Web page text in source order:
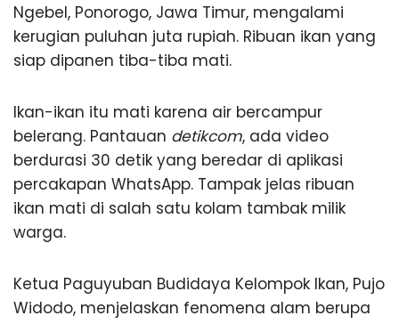
Ngebel, Ponorogo, Jawa Timur, mengalami
kerugian puluhan juta rupiah. Ribuan ikan yang
siap dipanen tiba-tiba mati.
Ikan-ikan itu mati karena air bercampur
belerang. Pantauan detikcom, ada video
berdurasi 30 detik yang beredar di aplikasi
percakapan WhatsApp. Tampak jelas ribuan
ikan mati di salah satu kolam tambak milik
warga.
Ketua Paguyuban Budidaya Kelompok Ikan, Pujo
Widodo, menjelaskan fenomena alam berupa